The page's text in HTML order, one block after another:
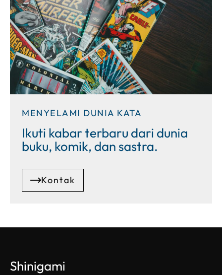
MENYELAMI DUNIA KATA
Ikuti kabar terbaru dari dunia
buku, komik, dan sastra.
Kontak
Shinigami